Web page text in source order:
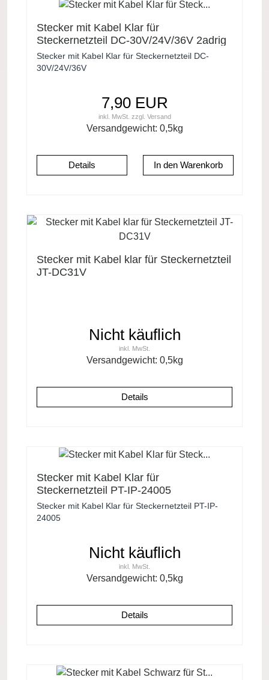
Stecker mit Kabel Klar für
Steckernetzteil DC-30V/24V/36V 2adrig
offenes Ende
Stecker mit Kabel Klar für Steckernetzteil DC-
30V/24V/36V
7,90 EUR
inkl. MwSt. zzgl. Versand
Versandgewicht: 0,5kg
Details
Stecker mit Kabel klar für Steckernetzteil
JT-DC31V
Nicht käuflich
inkl. MwSt.
Versandgewicht: 0,5kg
Details
Stecker mit Kabel Klar für
Steckernetzteil PT-IP-24005
Stecker mit Kabel Klar für Steckernetzteil PT-IP-
24005
Nicht käuflich
inkl. MwSt.
Versandgewicht: 0,5kg
Details